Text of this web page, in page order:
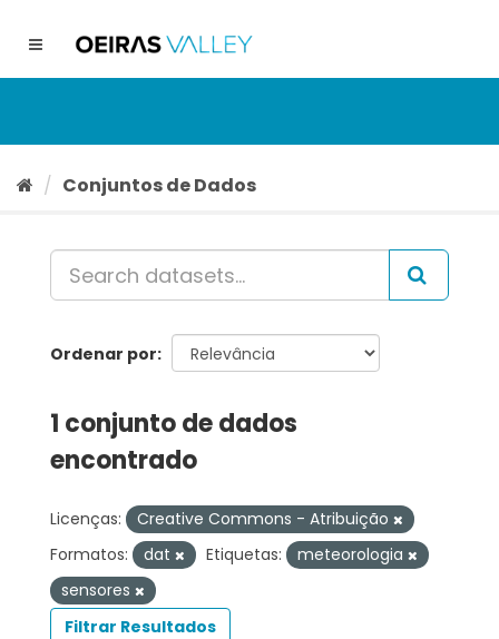
conteúdo
Toggle
Conjuntos de Dados
Ordenar por
1 conjunto de dados
encontrado
Licenças:
Creative Commons - Atribuição
Formatos:
dat Etiquetas:
meteorologia
sensores
Filtrar Resultados